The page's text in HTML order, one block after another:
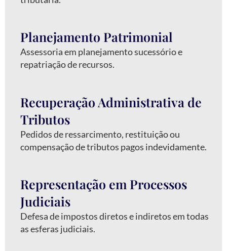
Planejamento Patrimonial
Assessoria em planejamento sucessório e
repatriação de recursos.
Recuperação Administrativa de
Tributos
Pedidos de ressarcimento, restituição ou
compensação de tributos pagos indevidamente.
Representação em Processos
Judiciais
Defesa de impostos diretos e indiretos em todas
as esferas judiciais.